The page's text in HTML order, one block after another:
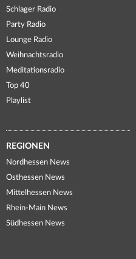
Schlager Radio
Party Radio
Lounge Radio
Weihnachtsradio
Meditationsradio
Top 40
Playlist
REGIONEN
Nordhessen News
Osthessen News
Mittelhessen News
Rhein-Main News
Südhessen News